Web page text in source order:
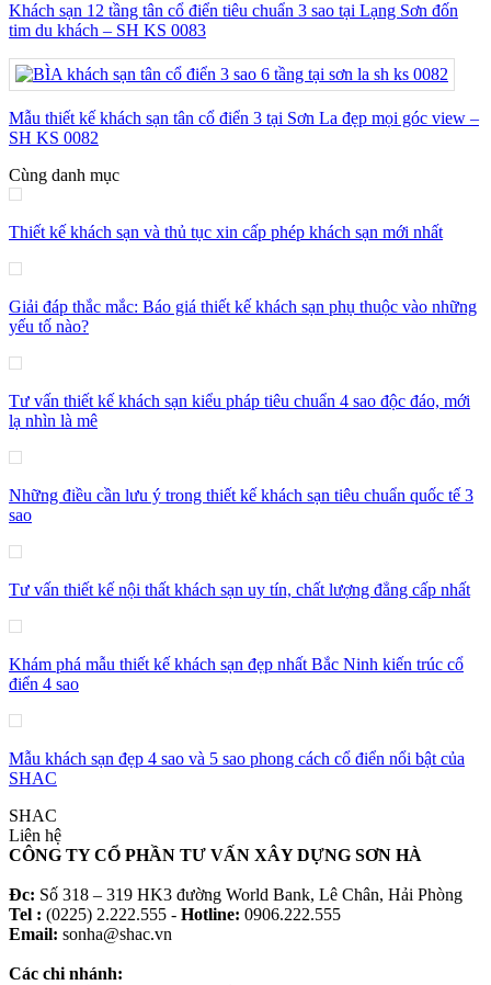
Khách sạn 12 tầng tân cổ điển tiêu chuẩn 3 sao tại Lạng Sơn đốn
tim du khách – SH KS 0083
Mẫu thiết kế khách sạn tân cổ điển 3 tại Sơn La đẹp mọi góc view –
SH KS 0082
Cùng danh mục
Thiết kế khách sạn và thủ tục xin cấp phép khách sạn mới nhất
Giải đáp thắc mắc: Báo giá thiết kế khách sạn phụ thuộc vào những
yếu tố nào?
Tư vấn thiết kế khách sạn kiểu pháp tiêu chuẩn 4 sao độc đáo, mới
lạ nhìn là mê
Những điều cần lưu ý trong thiết kế khách sạn tiêu chuẩn quốc tế 3
sao
Tư vấn thiết kế nội thất khách sạn uy tín, chất lượng đẳng cấp nhất
Khám phá mẫu thiết kế khách sạn đẹp nhất Bắc Ninh kiến trúc cổ
điển 4 sao
Mẫu khách sạn đẹp 4 sao và 5 sao phong cách cổ điển nổi bật của
SHAC
SHAC
Liên hệ
CÔNG TY CỔ PHẦN TƯ VẤN XÂY DỰNG SƠN HÀ
Đc: Số 318 – 319 HK3 đường World Bank, Lê Chân, Hải Phòng
Tel : (0225) 2.222.555 - Hotline: 0906.222.555
Email: sonha@shac.vn
Các chi nhánh: